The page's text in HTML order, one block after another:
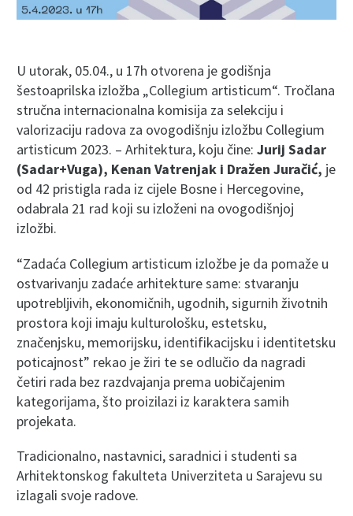
U utorak, 05.04., u 17h otvorena je godišnja
šestoaprilska izložba „Collegium artisticum“. Tročlana
stručna internacionalna komisija za selekciju i
valorizaciju radova za ovogodišnju izložbu Collegium
artisticum 2023. – Arhitektura, koju čine: Jurij Sadar
(Sadar+Vuga), Kenan Vatrenjak i Dražen Juračić, je
od 42 pristigla rada iz cijele Bosne i Hercegovine,
odabrala 21 rad koji su izloženi na ovogodišnjoj
izložbi.
“Zadaća Collegium artisticum izložbe je da pomaže u
ostvarivanju zadaće arhitekture same: stvaranju
upotrebljivih, ekonomičnih, ugodnih, sigurnih životnih
prostora koji imaju kulturološku, estetsku,
značenjsku, memorijsku, identifikacijsku i identitetsku
poticajnost” rekao je žiri te se odlučio da nagradi
četiri rada bez razdvajanja prema uobičajenim
kategorijama, što proizilazi iz karaktera samih
projekata.
Tradicionalno, nastavnici, saradnici i studenti sa
Arhitektonskog fakulteta Univerziteta u Sarajevu su
izlagali svoje radove.